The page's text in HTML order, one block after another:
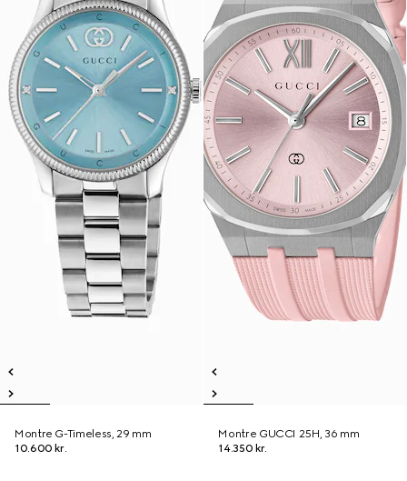
Montre G-Timeless, 29 mm
10.600 kr.
Montre GUCCI 25H, 36 mm
14.350 kr.